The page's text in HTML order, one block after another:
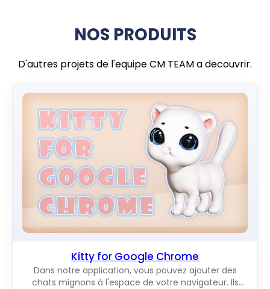
NOS PRODUITS
D'autres projets de l'equipe CM TEAM a decouvrir.
Kitty for Google Chrome
Dans notre application, vous pouvez ajouter des
chats mignons à l'espace de votre navigateur. Ils